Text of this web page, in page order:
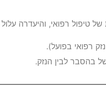
טיפול רפואי, והיעדרה עלול
רפואי בפועל).
בהסבר לבין הנזק.